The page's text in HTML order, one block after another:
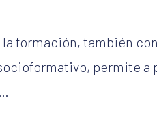
la formación, también
permite a